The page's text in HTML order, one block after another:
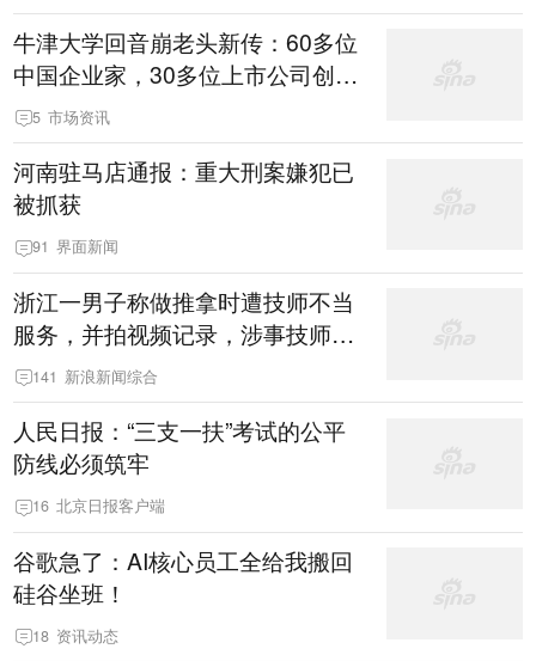
牛津大学回音崩老头新传：60多位
中国企业家，30多位上市公司创始
人，每人108万人民币学费！被崩
了
5 市场资讯
河南驻马店通报：重大刑案嫌犯已
被抓获
91 界面新闻
浙江一男子称做推拿时遭技师不当
服务，并拍视频记录，涉事技师：
怎么可以这样坑我呢
141 新浪新闻综合
人民日报：“三支一扶”考试的公平
防线必须筑牢
16 北京日报客户端
谷歌急了：AI核心员工全给我搬回
硅谷坐班！
18 资讯动态